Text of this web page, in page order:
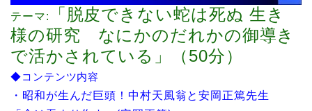
テーマ:
「脱皮できない蛇は死ぬ 生き
様の研究 なにかのだれかの御導き
で活かされている」（50分）
​◆コンテンツ内容
・昭和が生んだ巨頭！中村天風翁と安岡正篤先生